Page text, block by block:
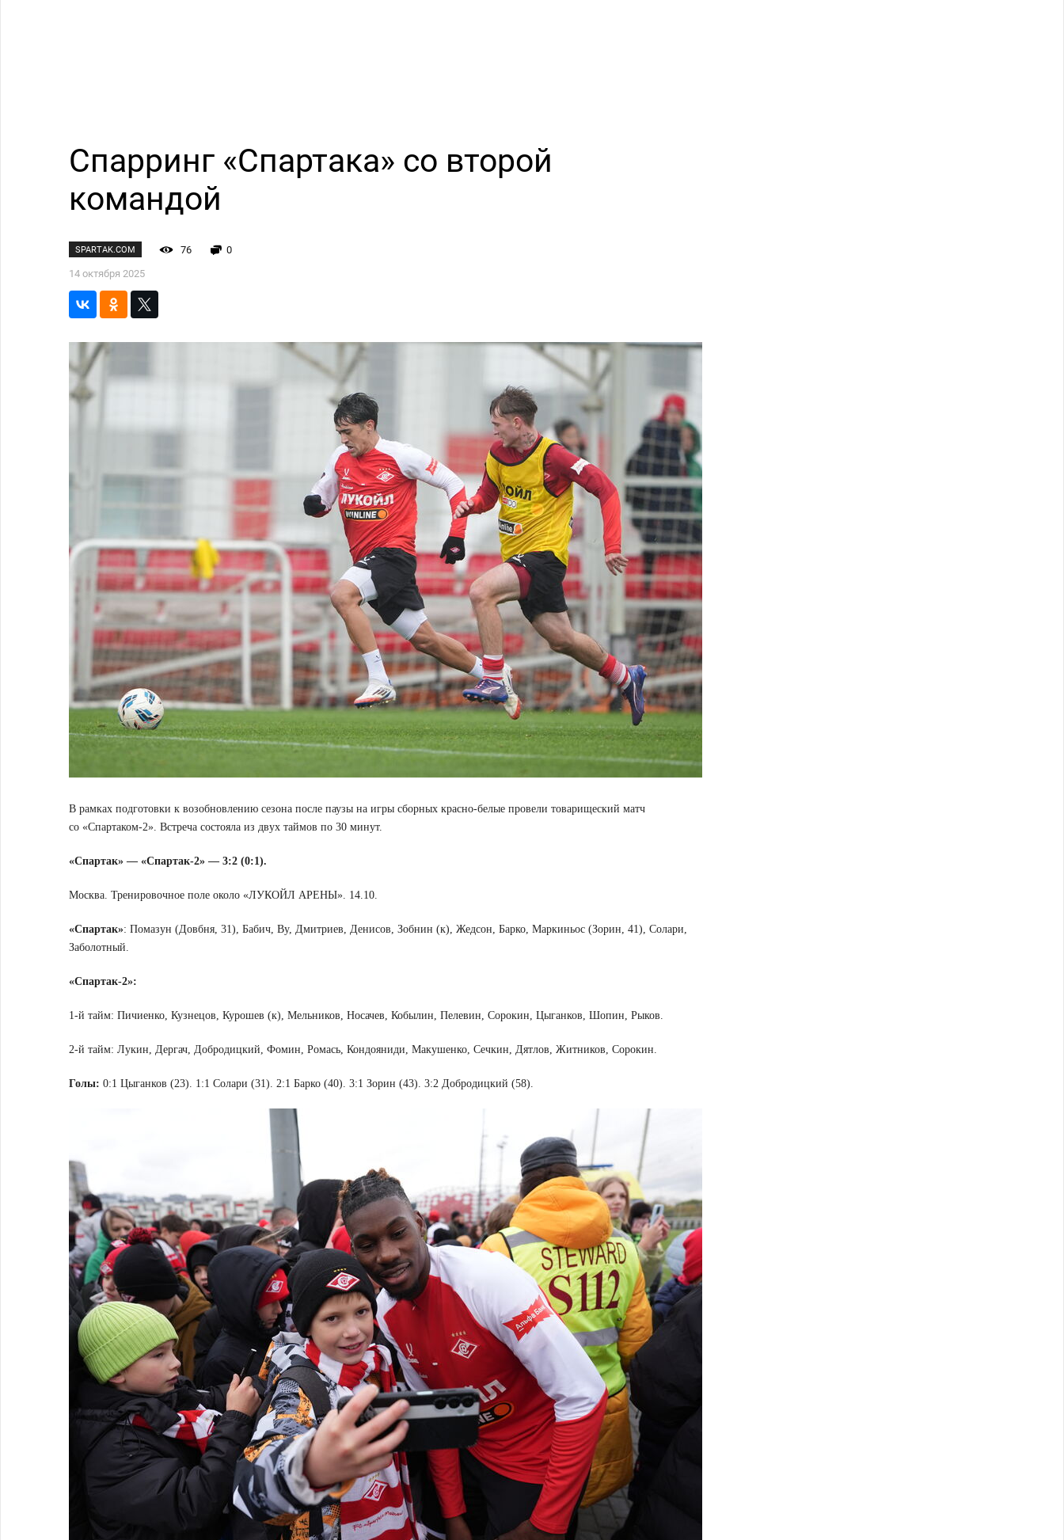
Спарринг «Спартака» со второй
командой
SPARTAK.COM 76
0
14 октября 2025
В рамках подготовки к возобновлению сезона после паузы на игры сборных красно-белые провели товарищеский матч
со «Спартаком-2». Встреча состояла из двух таймов по 30 минут.
«Спартак» — «Спартак-2» — 3:2 (0:1).
Москва. Тренировочное поле около «ЛУКОЙЛ АРЕНЫ». 14.10.
«Спартак»: Помазун (Довбня, 31), Бабич, Ву, Дмитриев, Денисов, Зобнин (к), Жедсон, Барко, Маркиньос (Зорин, 41), Солари,
Заболотный.
«Спартак-2»:
1-й тайм: Пичиенко, Кузнецов, Курошев (к), Мельников, Носачев, Кобылин, Пелевин, Сорокин, Цыганков, Шопин, Рыков.
2-й тайм: Лукин, Дергач, Добродицкий, Фомин, Ромась, Кондояниди, Макушенко, Сечкин, Дятлов, Житников, Сорокин.
Голы: 0:1 Цыганков (23). 1:1 Солари (31). 2:1 Барко (40). 3:1 Зорин (43). 3:2 Добродицкий (58).